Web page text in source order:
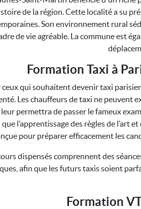
de la région. Cette localité a su
Son environnement rural
de vie agréable. La commune est
Formation Taxi à
ceux qui souhaitent devenir taxi
Les chauffeurs de taxi ne peuvent
permettra de passer le fameux
que l’apprentissage des règles de l’art
pour préparer efficacement les
dispensés comprennent des
afin que les futurs taxis soient
Formation